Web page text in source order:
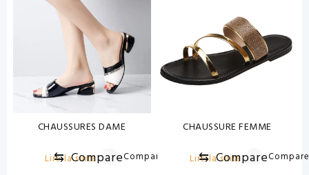
CHAUSSURES DAME
Lire la suite
⇆ CompareCompare
CHAUSSURE FEMME
Lire la suite
⇆ Compare